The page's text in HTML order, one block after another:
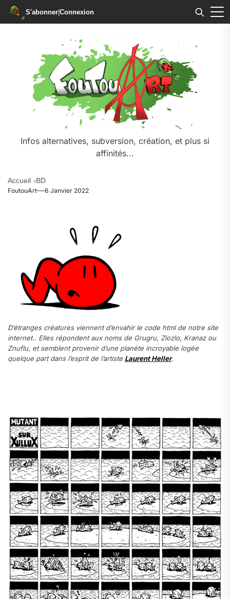
S'abonner|Connexion
Infos alternatives, subversion, création, et plus si
affinités...
Accueil BD
FoutouArt 6 Janvier 2022
D’étranges créatures viennent d’envahir le code html de notre site
internet.. Elles répondent aux noms de Grugru, Zlozlo, Kranaz ou
Znuflu, et semblent provenir d’une planète incroyable logée
quelque part dans l’esprit de l’artiste Laurent Heller.